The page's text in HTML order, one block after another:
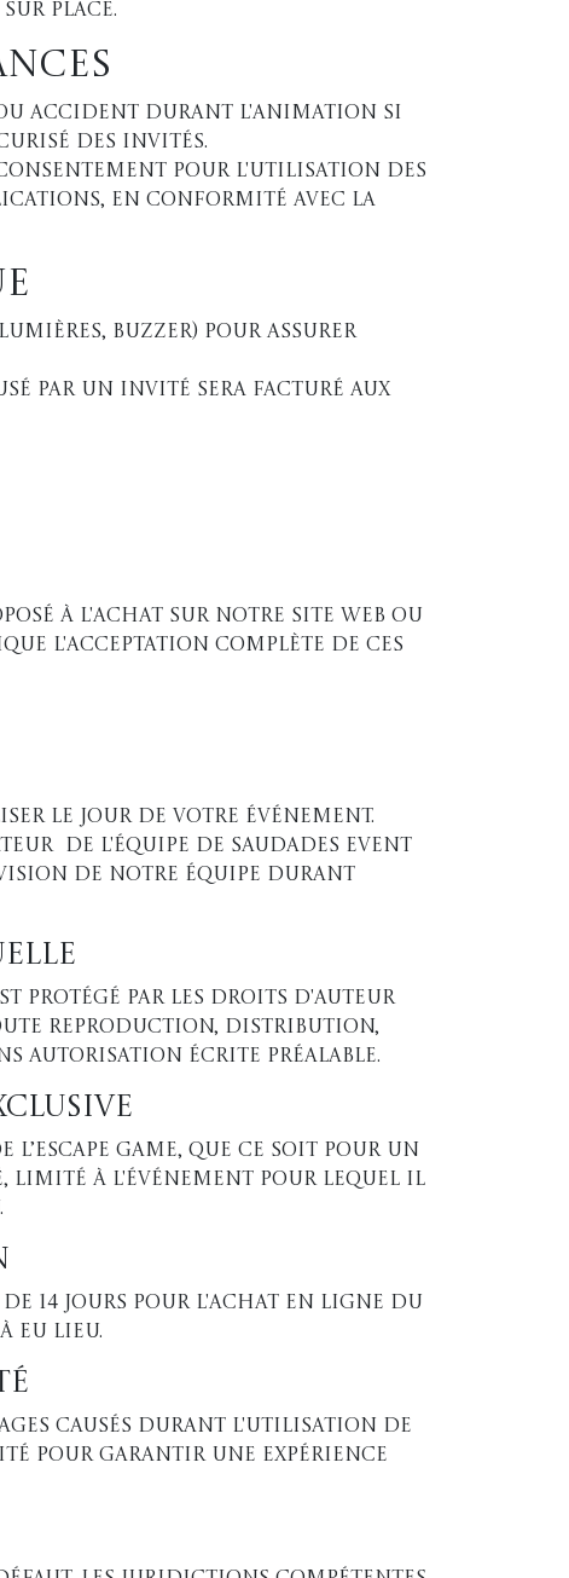
place.
accident durant l'animation si
des invités.
pour l'utilisation des
en conformité avec la
buzzer) pour assurer
par un invité sera facturé aux
à l'achat sur notre site web ou
l'acceptation complète de ces
le jour de votre événement.
de l'équipe de Saudades event
de notre équipe durant
protégé par les droits d'auteur
reproduction, distribution,
autorisation écrite préalable.
game, que ce soit pour un
limité à l'événement pour lequel il
14 jours pour l'achat en ligne du
eu lieu.
causés durant l'utilisation de
pour garantir une expérience